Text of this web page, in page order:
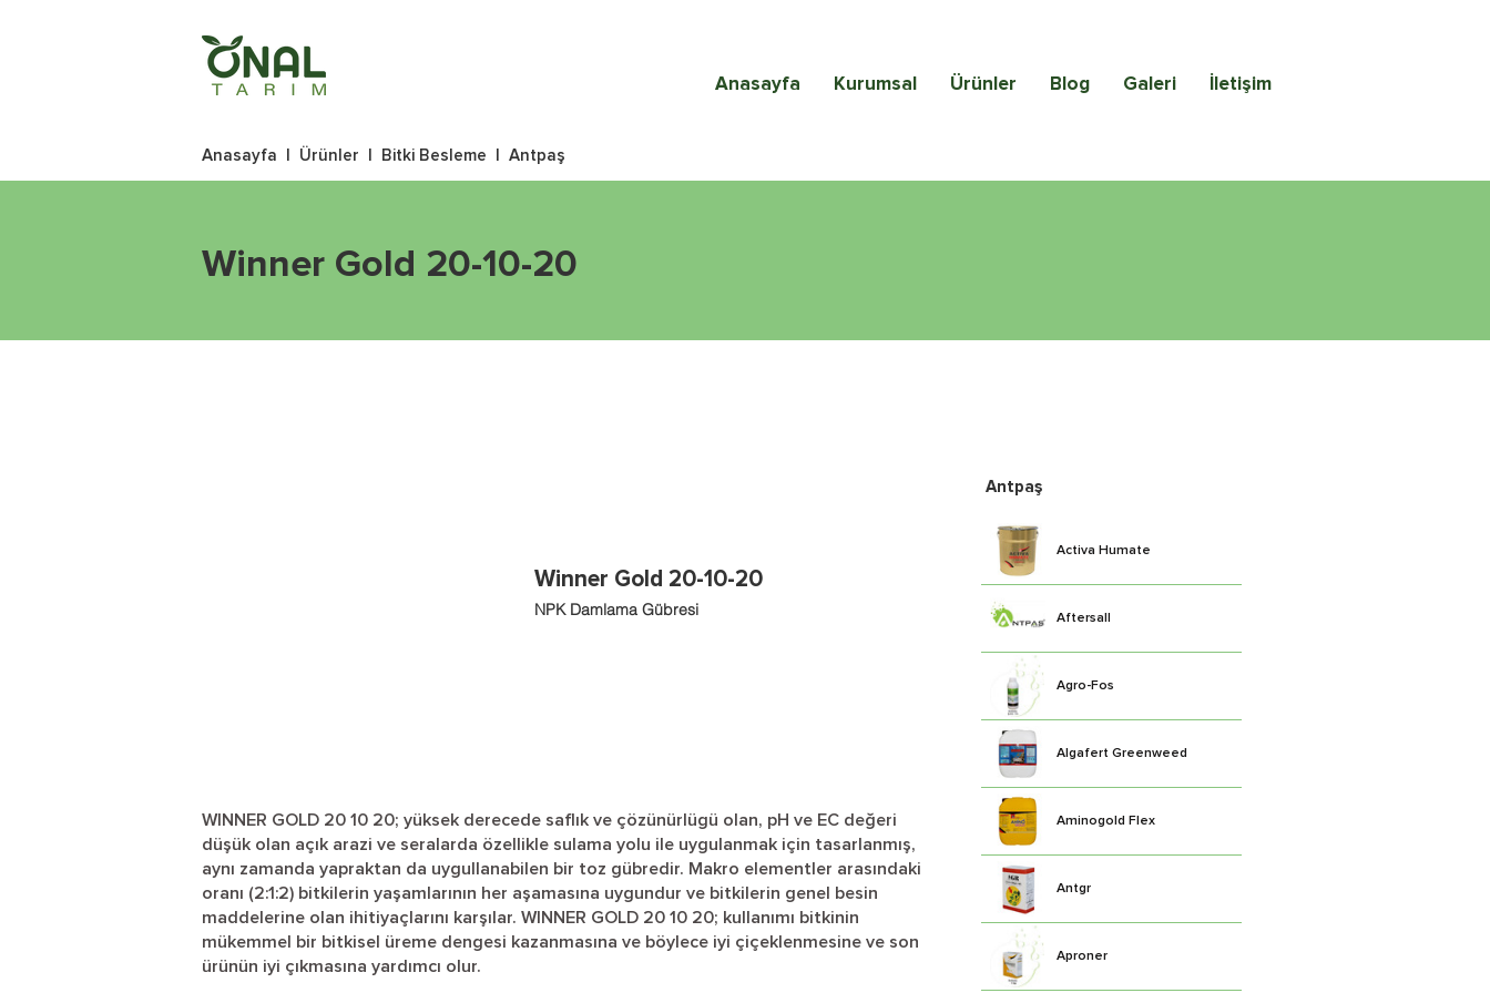
Anasayfa Kurumsal Ürünler Blog Galeri İletişim
Anasayfa Ürünler Bitki Besleme Antpaş
Winner Gold 20-10-20
Winner Gold 20-10-20
NPK Damlama Gübresi
WINNER GOLD 20 10 20; yüksek derecede saflık ve çözünürlügü olan, pH ve EC değeri
düşük olan açık arazi ve seralarda özellikle sulama yolu ile uygulanmak için tasarlanmış,
aynı zamanda yapraktan da uygullanabilen bir toz gübredir. Makro elementler arasındaki
oranı (2:1:2) bitkilerin yaşamlarının her aşamasına uygundur ve bitkilerin genel besin
maddelerine olan ihitiyaçlarını karşılar. WINNER GOLD 20 10 20; kullanımı bitkinin
mükemmel bir bitkisel üreme dengesi kazanmasına ve böylece iyi çiçeklenmesine ve son
ürünün iyi çıkmasına yardımcı olur.
Antpaş
Activa Humate
Aftersall
Agro-Fos
Algafert Greenweed
Aminogold Flex
Antgr
Aproner